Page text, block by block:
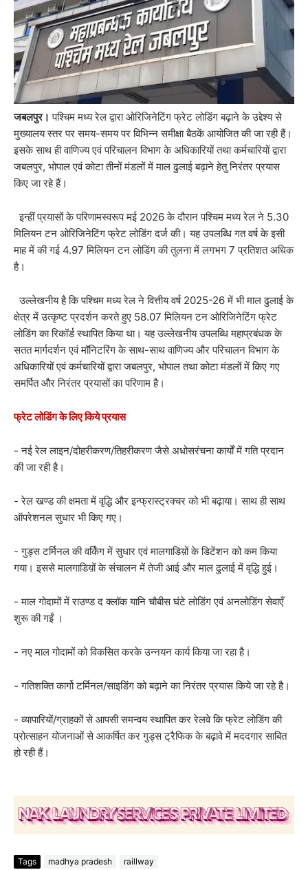
जबलपुर। पश्चिम मध्य रेल द्वारा ओरिजिनेटिंग फ्रेट लोडिंग बढ़ाने के उद्देश्य से
मुख्यालय स्तर पर समय-समय पर विभिन्न समीक्षा बैठकें आयोजित की जा रही हैं।
इसके साथ ही वाणिज्य एवं परिचालन विभाग के अधिकारियों तथा कर्मचारियों द्वारा
जबलपुर, भोपाल एवं कोटा तीनों मंडलों में माल ढुलाई बढ़ाने हेतु निरंतर प्रयास
किए जा रहे हैं।
इन्हीं प्रयासों के परिणामस्वरूप मई 2026 के दौरान पश्चिम मध्य रेल ने 5.30
मिलियन टन ओरिजिनेटिंग फ्रेट लोडिंग दर्ज की। यह उपलब्धि गत वर्ष के इसी
माह में की गई 4.97 मिलियन टन लोडिंग की तुलना में लगभग 7 प्रतिशत अधिक
है।
उल्लेखनीय है कि पश्चिम मध्य रेल ने वित्तीय वर्ष 2025-26 में भी माल ढुलाई के
क्षेत्र में उत्कृष्ट प्रदर्शन करते हुए 58.07 मिलियन टन ओरिजिनेटिंग फ्रेट
लोडिंग का रिकॉर्ड स्थापित किया था। यह उल्लेखनीय उपलब्धि महाप्रबंधक के
सतत मार्गदर्शन एवं मॉनिटरिंग के साथ-साथ वाणिज्य और परिचालन विभाग के
अधिकारियों एवं कर्मचारियों द्वारा जबलपुर, भोपाल तथा कोटा मंडलों में किए गए
समर्पित और निरंतर प्रयासों का परिणाम है।
फ्रेट लोडिंग के लिए किये प्रयास
- नई रेल लाइन/दोहरीकरण/तिहरीकरण जैसे अधोसरंचना कार्यों में गति प्रदान
की जा रही है।
- रेल खण्ड की क्षमता में वृद्धि और इन्फ्रास्ट्रक्चर को भी बढ़ाया। साथ ही साथ
ऑपरेशनल सुधार भी किए गए।
- गुड्स टर्मिनल की वर्किंग में सुधार एवं मालगाडिय़ों के डिटेंशन को कम किया
गया। इससे मालगाडिय़ों के संचालन में तेजी आई और माल ढुलाई में वृद्धि हुई।
- माल गोदामों में राउण्ड द क्लॉक यानि चौबीस घंटे लोडिंग एवं अनलोडिंग सेवाएँ
शुरू की गईं ।
- नए माल गोदामों को विकसित करके उन्नयन कार्य किया जा रहा है।
- गतिशक्ति कार्गो टर्मिनल/साइडिंग को बढ़ाने का निरंतर प्रयास किये जा रहे है।
- व्यापारियों/ग्राहकों से आपसी समन्वय स्थापित कर रेलवे कि फ्रेट लोडिंग की
प्रोत्साहन योजनाओं से आकर्षित कर गुड्स ट्रैफिक के बढ़ावे में मददगार साबित
हो रही हैं।
Tags madhya pradesh raillway